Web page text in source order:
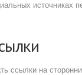
источниках
ссылки на